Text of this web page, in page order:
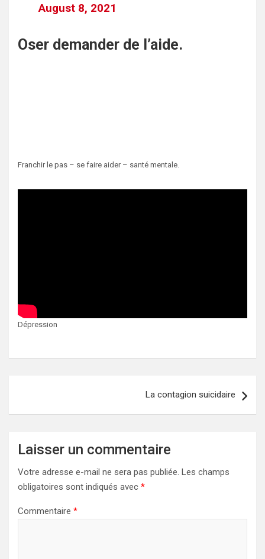
August 8, 2021
Oser demander de l’aide.
Franchir le pas – se faire aider – santé mentale.
Dépression
La contagion suicidaire
Laisser un commentaire
Votre adresse e-mail ne sera pas publiée. Les champs
obligatoires sont indiqués avec *
Commentaire *